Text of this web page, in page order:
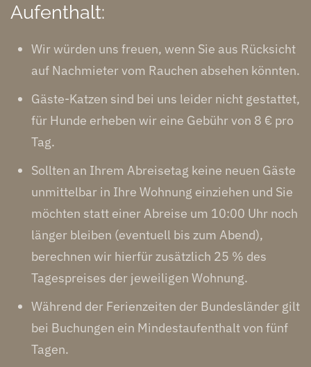
Aufenthalt:
Wir würden uns freuen, wenn Sie aus Rücksicht
auf Nachmieter vom Rauchen absehen könnten.
Gäste-Katzen sind bei uns leider nicht gestattet,
für Hunde erheben wir eine Gebühr von 8 € pro
Tag.
Sollten an Ihrem Abreisetag keine neuen Gäste
unmittelbar in Ihre Wohnung einziehen und Sie
möchten statt einer Abreise um 10:00 Uhr noch
länger bleiben (eventuell bis zum Abend),
berechnen wir hierfür zusätzlich 25 % des
Tagespreises der jeweiligen Wohnung.
Während der Ferienzeiten der Bundesländer gilt
bei Buchungen ein Mindestaufenthalt von fünf
Tagen.